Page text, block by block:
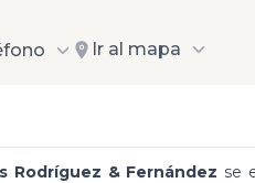
Ir al mapa
Rodríguez & Fernández se